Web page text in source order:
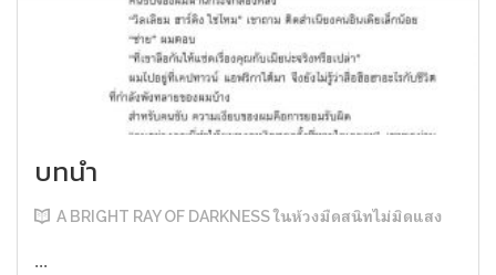
บทนำ
A BRIGHT RAY OF DARKNESS ในห้วงมืดสนิทไม่มิดแสง
...